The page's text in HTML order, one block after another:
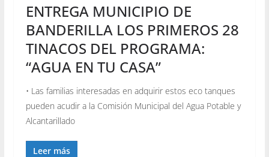
ENTREGA MUNICIPIO DE
BANDERILLA LOS PRIMEROS 28
TINACOS DEL PROGRAMA:
“AGUA EN TU CASA”
• Las familias interesadas en adquirir estos eco tanques
pueden acudir a la Comisión Municipal del Agua Potable y
Alcantarillado
Leer más